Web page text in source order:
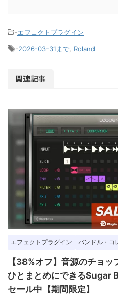
-エフェクトプラグイン
-2026-03-31まで Roland
関連記事
エフェクトプラグイン バンドル・コ
【38%オフ】音源のチョ
ひとまとめにできる
セール中【期間限定】